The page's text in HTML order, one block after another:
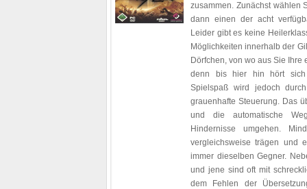
zusammen. Zunächst wählen
dann einen der acht
Leider gibt es keine
Möglichkeiten innerhalb der
Dörfchen, von wo aus Sie Ihre
denn bis hier hin hört sich
Spielspaß wird jedoch
grauenhafte Steuerung. Das
und die automatische
Hindernisse umgehen.
vergleichsweise trägen und
immer dieselben Gegner.
und jene sind oft mit
dem Fehlen der